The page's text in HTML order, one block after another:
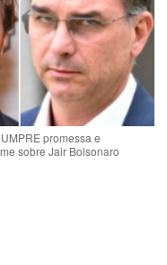
promessa e
sobre Jair Bolsonaro